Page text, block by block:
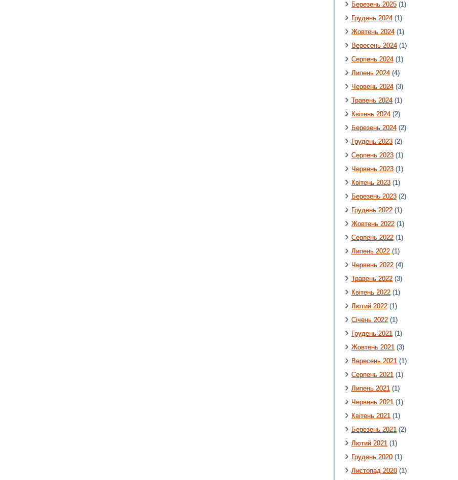
Березень 2025 (1)
Грудень 2024 (1)
Жовтень 2024 (1)
Вересень 2024 (1)
Серпень 2024 (1)
Липень 2024 (4)
Червень 2024 (3)
Травень 2024 (1)
Квітень 2024 (2)
Березень 2024 (2)
Грудень 2023 (2)
Серпень 2023 (1)
Червень 2023 (1)
Квітень 2023 (1)
Березень 2023 (2)
Грудень 2022 (1)
Жовтень 2022 (1)
Серпень 2022 (1)
Липень 2022 (1)
Червень 2022 (4)
Травень 2022 (3)
Квітень 2022 (1)
Лютий 2022 (1)
Січень 2022 (1)
Грудень 2021 (1)
Жовтень 2021 (3)
Вересень 2021 (1)
Серпень 2021 (1)
Липень 2021 (1)
Червень 2021 (1)
Квітень 2021 (1)
Березень 2021 (2)
Лютий 2021 (1)
Грудень 2020 (1)
Листопад 2020 (1)